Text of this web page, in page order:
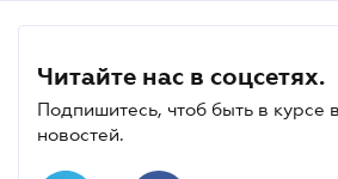
Читайте нас в соцсетях.
Подпишитесь, чтоб быть в курсе
новостей.